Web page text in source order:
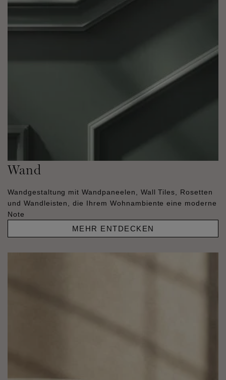
Wand
Wandgestaltung mit Wandpaneelen, Wall Tiles, Rosetten
und Wandleisten, die Ihrem Wohnambiente eine moderne
Note
MEHR ENTDECKEN